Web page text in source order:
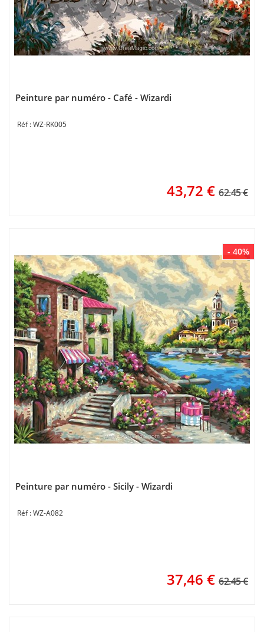
Peinture par numéro - Café - Wizardi
WZ-RK005
43,72 € 62.45 €
- 40%
Peinture par numéro - Sicily - Wizardi
WZ-A082
37,46 € 62.45 €